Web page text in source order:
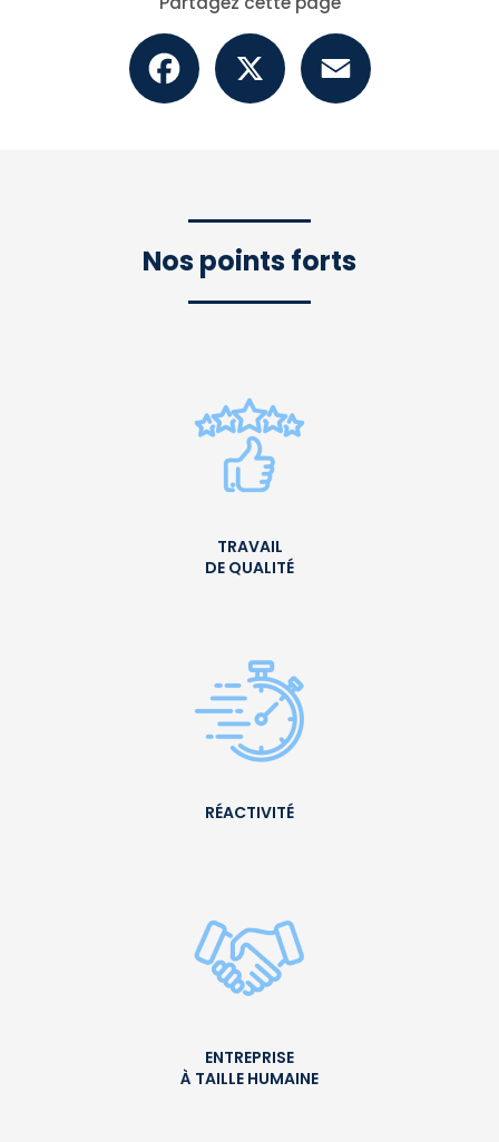
Facebook
Nos points forts
TRAVAIL
DE QUALITÉ
RÉACTIVITÉ
ENTREPRISE
À TAILLE HUMAINE